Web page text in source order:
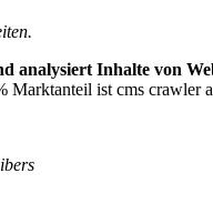
analysiert Inhalte von
ist cms crawler